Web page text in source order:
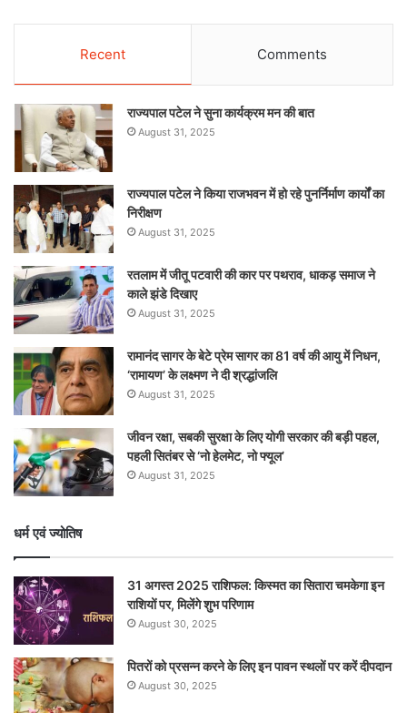
Recent Comments
राज्यपाल पटेल ने सुना कार्यक्रम मन की बात
August 31, 2025
राज्यपाल पटेल ने किया राजभवन में हो रहे पुनर्निर्माण कार्यों का
निरीक्षण
August 31, 2025
रतलाम में जीतू पटवारी की कार पर पथराव, धाकड़ समाज ने
काले झंडे दिखाए
August 31, 2025
रामानंद सागर के बेटे प्रेम सागर का 81 वर्ष की आयु में निधन,
‘रामायण’ के लक्ष्मण ने दी श्रद्धांजलि
August 31, 2025
जीवन रक्षा, सबकी सुरक्षा के लिए योगी सरकार की बड़ी पहल,
पहली सितंबर से ‘नो हेलमेट, नो फ्यूल’
August 31, 2025
धर्म एवं ज्योतिष
31 अगस्त 2025 राशिफल: किस्मत का सितारा चमकेगा इन
राशियों पर, मिलेंगे शुभ परिणाम
August 30, 2025
पितरों को प्रसन्न करने के लिए इन पावन स्थलों पर करें दीपदान
August 30, 2025